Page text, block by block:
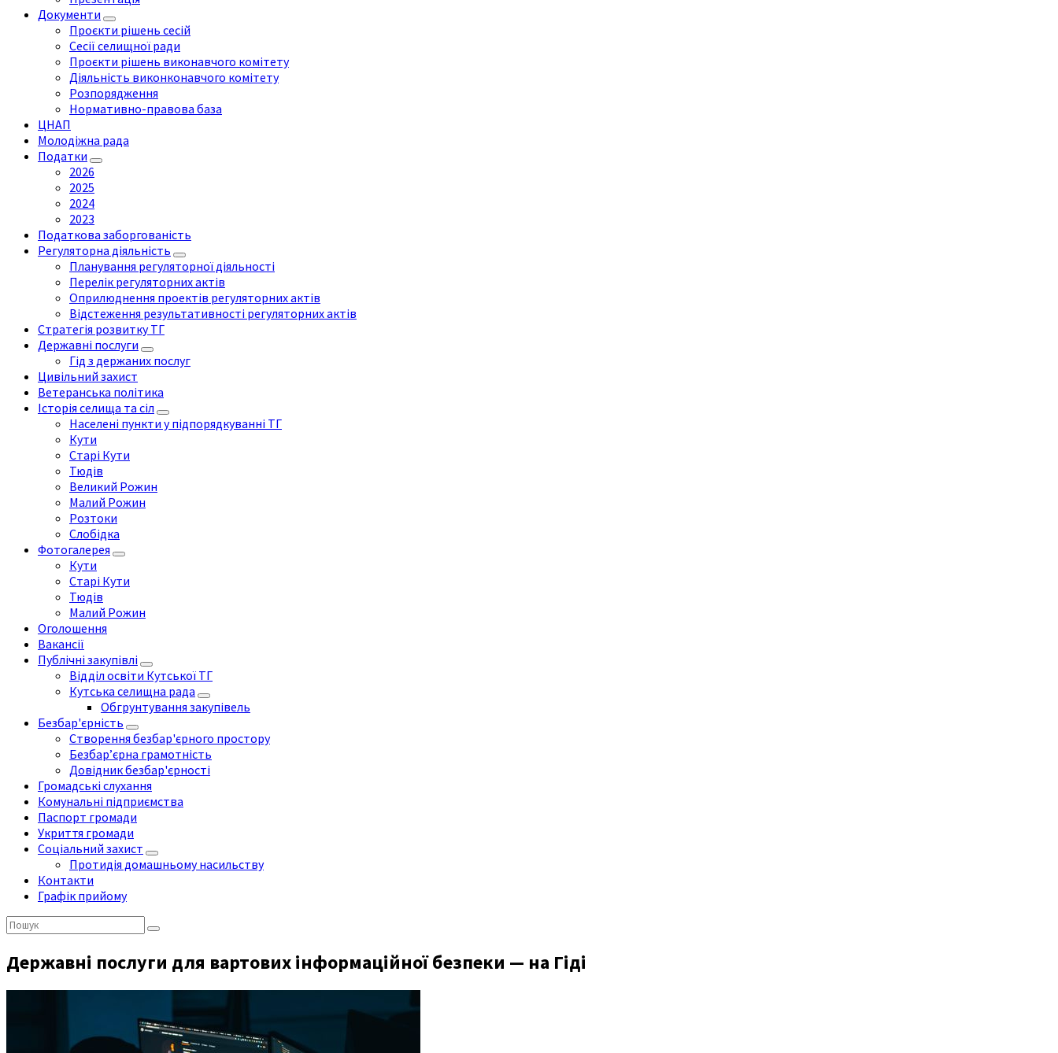
Документи
Проєкти рішень сесій
Сесії селищної ради
Проєкти рішень виконавчого комітету
Діяльність виконконавчого комітету
Розпорядження
Нормативно-правова база
ЦНАП
Молодіжна рада
Податки
2026
2025
2024
2023
Податкова заборгованість
Регуляторна діяльність
Планування регуляторної діяльності
Перелік регуляторних актів
Оприлюднення проектів регуляторних актів
Відстеження результативності регуляторних актів
Стратегія розвитку ТГ
Державні послуги
Гід з держаних послуг
Цивільний захист
Ветеранська політика
Історія селища та сіл
Населені пункти у підпорядкуванні ТГ
Кути
Старі Кути
Тюдів
Великий Рожин
Малий Рожин
Розтоки
Слобідка
Фотогалерея
Кути
Старі Кути
Тюдів
Малий Рожин
Оголошення
Вакансії
Публічні закупівлі
Відділ освіти Кутської ТГ
Кутська селищна рада
Обгрунтування закупівель
Безбар'єрність
Створення безбар'єрного простору
Безбар’єрна грамотність
Довідник безбар'єрності
Громадські слухання
Комунальні підприємства
Паспорт громади
Укриття громади
Соціальний захист
Протидія домашньому насильству
Контакти
Графік прийому
Пошук:
Державні послуги для вартових інформаційної безпеки — на Гіді